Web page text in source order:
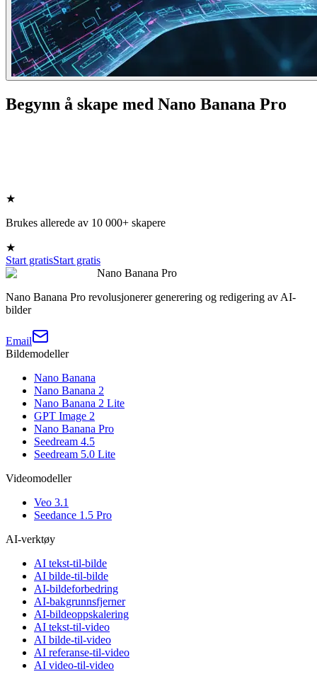
Begynn å skape med Nano Banana Pro
★
Brukes allerede av 10 000+ skapere
★
Start gratisStart gratis
Nano Banana Pro
Nano Banana Pro revolusjonerer generering og redigering av AI-
bilder
Email
Bildemodeller
Nano Banana
Nano Banana 2
Nano Banana 2 Lite
GPT Image 2
Nano Banana Pro
Seedream 4.5
Seedream 5.0 Lite
Videomodeller
Veo 3.1
Seedance 1.5 Pro
AI-verktøy
AI tekst-til-bilde
AI bilde-til-bilde
AI-bildeforbedring
AI-bakgrunnsfjerner
AI-bildeoppskalering
AI tekst-til-video
AI bilde-til-video
AI referanse-til-video
AI video-til-video